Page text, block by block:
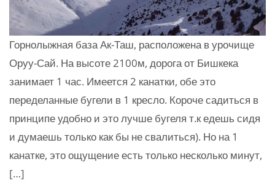
Горнолыжная база Ак-Таш, расположена в урочище
Оруу-Сай. На высоте 2100м, дорога от Бишкека
занимает 1 час. Имеется 2 канатки, обе это
переделанные бугели в 1 кресло. Короче садиться в
принципе удобно и это лучше бугеля т.к едешь сидя
и думаешь только как бы не свалиться). Но на 1
канатке, это ощущение есть только несколько минут,
[…]